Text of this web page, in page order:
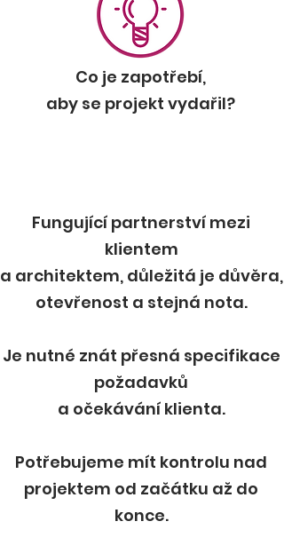
Co je zapotřebí,
aby se projekt vydařil?
Fungující partnerství mezi
klientem
a architektem, důležitá je důvěra,
otevřenost a stejná nota.
Je nutné znát přesná specifikace
požadavků
a očekávání klienta.
Potřebujeme mít kontrolu nad
projektem od začátku až do
konce.